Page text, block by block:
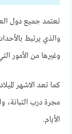
تعتمد جميع دول
والذي يرتبط
وغيرها من الأمور
كما تعد الاشهر
مجرة درب
الأيام.